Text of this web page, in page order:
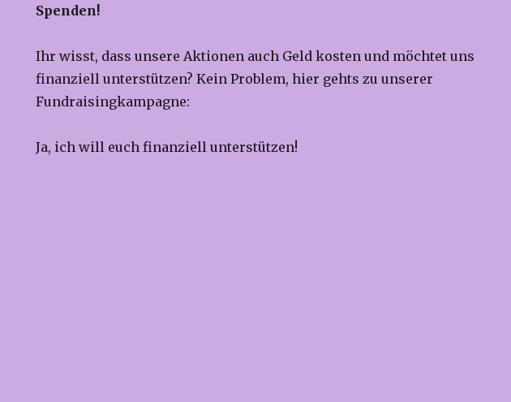
Spenden!
Ihr wisst, dass unsere Aktionen auch Geld kosten und möchtet uns
finanziell unterstützen? Kein Problem, hier gehts zu unserer
Fundraisingkampagne:
Ja, ich will euch finanziell unterstützen!